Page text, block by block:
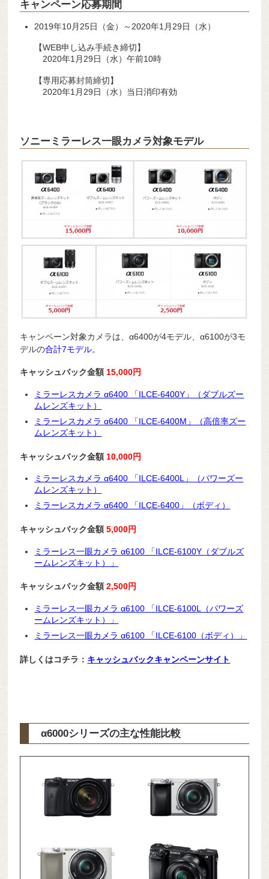
キャンペーン応募期間
2019年10月25日（金）～2020年1月29日（水）
【WEB申し込み手続き締切】
2020年1月29日（水）午前10時
【専用応募封筒締切】
2020年1月29日（水）当日消印有効
ソニーミラーレス一眼カメラ対象モデル
キャンペーン対象カメラは、α6400が4モデル、α6100が3モ
デルの合計7モデル。
キャッシュバック金額15,000円
ミラーレスカメラ α6400 「ILCE-6400Y」（ダブルズー
ムレンズキット）
ミラーレスカメラ α6400 「ILCE-6400M」（高倍率ズー
ムレンズキット）
キャッシュバック金額 10,000円
ミラーレスカメラ α6400 「ILCE-6400L」（パワーズー
ムレンズキット）
ミラーレスカメラ α6400 「ILCE-6400」（ボディ）
キャッシュバック金額5,000円
ミラーレス一眼カメラ α6100 「ILCE-6100Y（ダブルズ
ームレンズキット）」
キャッシュバック金額2,500円
ミラーレス一眼カメラ α6100 「ILCE-6100L（パワーズ
ームレンズキット）」
ミラーレス一眼カメラ α6100 「ILCE-6100（ボディ）」
詳しくはコチラ： キャッシュバックキャンペーンサイト
α6000シリーズの主な性能比較